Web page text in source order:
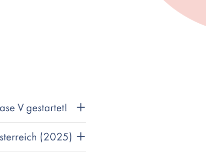
V gestartet!
(2025)